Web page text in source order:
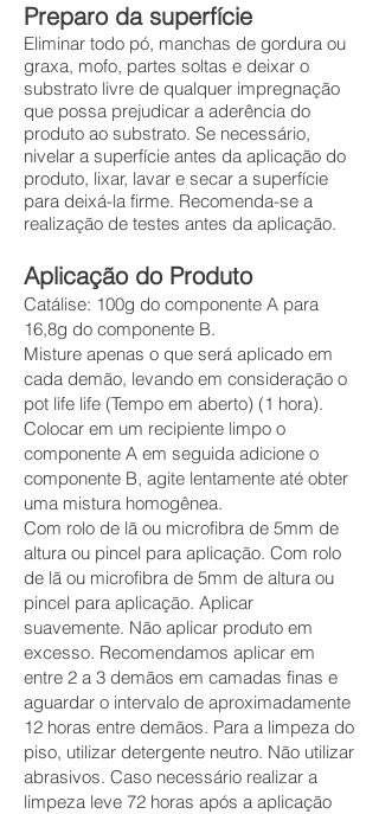
Preparo da superfície
Eliminar todo pó, manchas de gordura ou
graxa, mofo, partes soltas e deixar o
substrato livre de qualquer impregnação
que possa prejudicar a aderência do
produto ao substrato. Se necessário,
nivelar a superfície antes da aplicação do
produto, lixar, lavar e secar a superfície
para deixá-la firme. Recomenda-se a
realização de testes antes da aplicação.
Aplicação do Produto
Catálise: 100g do componente A para
16,8g do componente B.
Misture apenas o que será aplicado em
cada demão, levando em consideração o
pot life life (Tempo em aberto) (1 hora).
Colocar em um recipiente limpo o
componente A em seguida adicione o
componente B, agite lentamente até obter
uma mistura homogênea.
Com rolo de lã ou microfibra de 5mm de
altura ou pincel para aplicação. Com rolo
de lã ou microfibra de 5mm de altura ou
pincel para aplicação. Aplicar
suavemente. Não aplicar produto em
excesso. Recomendamos aplicar em
entre 2 a 3 demãos em camadas finas e
aguardar o intervalo de aproximadamente
12 horas entre demãos. Para a limpeza do
piso, utilizar detergente neutro. Não utilizar
abrasivos. Caso necessário realizar a
limpeza leve 72 horas após a aplicação